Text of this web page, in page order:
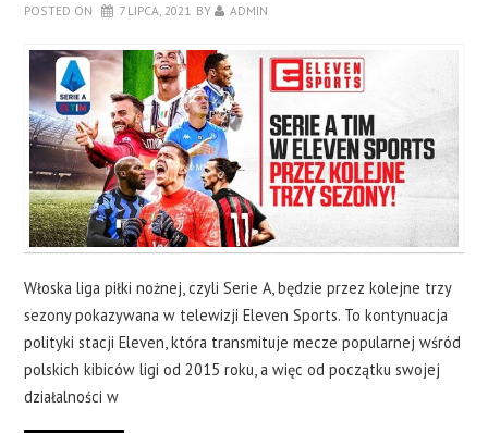
POSTED ON 7 LIPCA, 2021 BY ADMIN
Włoska liga piłki nożnej, czyli Serie A, będzie przez kolejne trzy
sezony pokazywana w telewizji Eleven Sports. To kontynuacja
polityki stacji Eleven, która transmituje mecze popularnej wśród
polskich kibiców ligi od 2015 roku, a więc od początku swojej
działalności w